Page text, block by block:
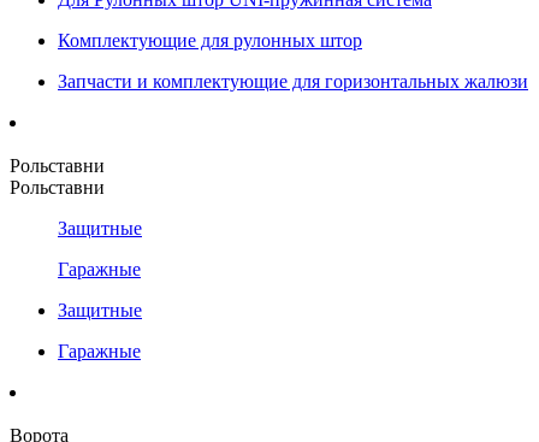
Комплектующие для рулонных штор
Запчасти и комплектующие для горизонтальных жалюзи
Рольставни
Рольставни
Защитные
Гаражные
Защитные
Гаражные
Ворота